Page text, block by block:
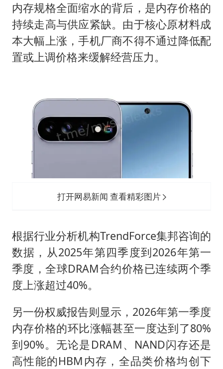
内存规格全面缩水的背后，是内存价格的
持续走高与供应紧缺。由于核心原材料成
本大幅上涨，手机厂商不得不通过降低配
置或上调价格来缓解经营压力。
打开网易新闻 查看精彩图片
根据行业分析机构TrendForce集邦咨询的
数据，从2025年第四季度到2026年第一
季度，全球DRAM合约价格已连续两个季
度上涨超过40%。
另一份权威报告则显示，2026年第一季度
内存价格的环比涨幅甚至一度达到了80%
到90%。无论是DRAM、NAND闪存还是
高性能的HBM内存，全品类价格均创下